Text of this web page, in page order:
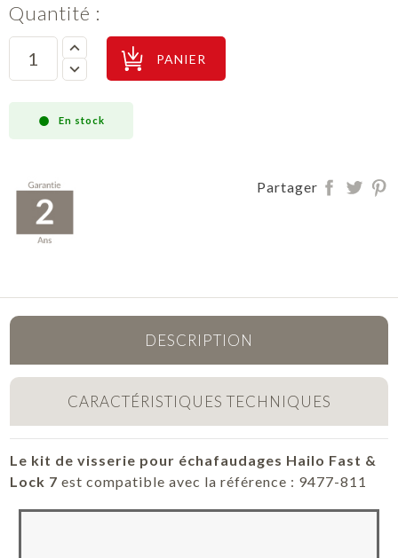
Quantité :
PANIER
En stock
Partager
DESCRIPTION
CARACTÉRISTIQUES TECHNIQUES
Le kit de visserie pour échafaudages Hailo Fast &
Lock 7 est compatible avec la référence : 9477-811